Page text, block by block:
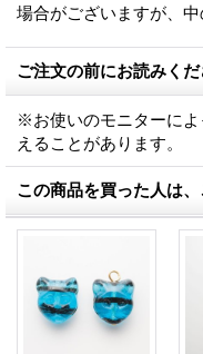
場合がございますが、中
ご注文の前にお読みく
※お使いのモニターに
えることがあります。
この商品を買った人は